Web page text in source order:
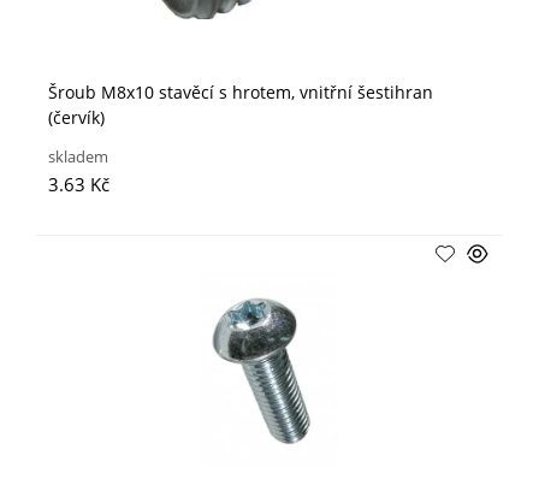
Šroub M8x10 stavěcí s hrotem, vnitřní šestihran
(červík)
skladem
3.63 Kč